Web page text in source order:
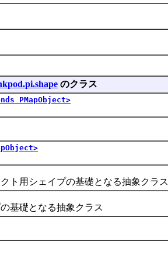
のクラス
PMapObject>
用シェイプの基礎となる抽象クラス
礎となる抽象クラス